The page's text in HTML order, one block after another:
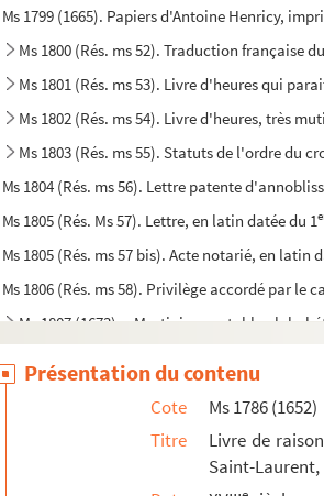
Ms 1799 (1665). Papiers d'Antoine Henricy,
Ms 1800 (Rés. ms 52). Traduction française
Ms 1801 (Rés. ms 53). Livre d'heures qui
Ms 1802 (Rés. ms 54). Livre d'heures, très
Ms 1803 (Rés. ms 55). Statuts de l'ordre du
Ms 1804 (Rés. ms 56). Lettre patente
Ms 1805 (Rés. Ms 57). Lettre, en latin datée du 1
Ms 1805 (Rés. ms 57 bis). Acte notarié, en
Ms 1806 (Rés. ms 58). Privilège accordé par
Ms 1807 (1673). « Martiniana », table
Ms 1809 (1675). Recueil de tables
Ms 1810 (1676). « Bref recueil et sommaire
Présentation du contenu
Cote
Ms 1786 (1652)
Titre
Livre de
Saint-Laurent,